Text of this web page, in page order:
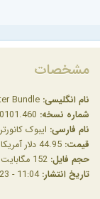
مشخصات
نام انگلیسی:
شماره نسخه:
نام فارسی: ایبوک
قیمت:
حجم فایل:
تاریخ انتشار: 11:04 - 1403/10/23 | 2025.01.12